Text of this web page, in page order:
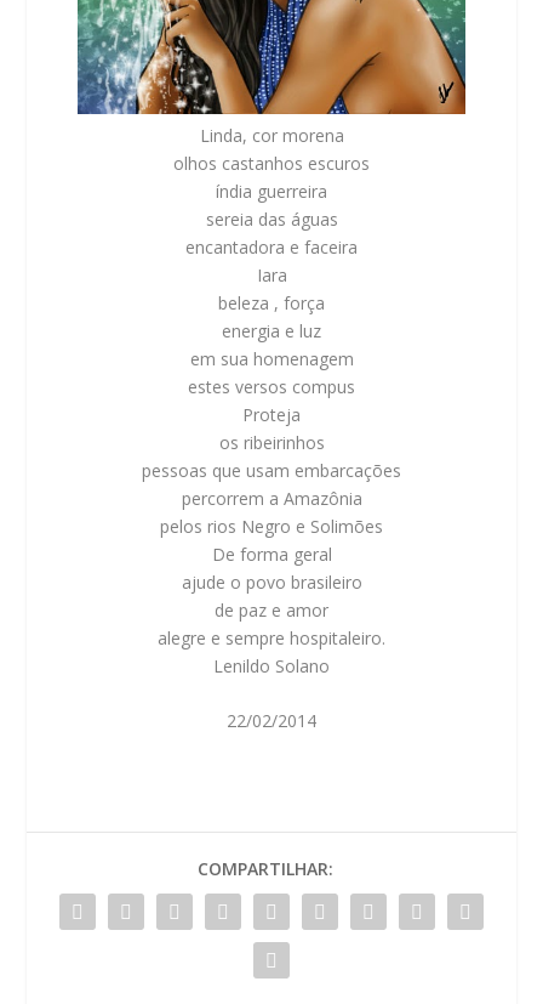
Linda, cor morena
olhos castanhos escuros
índia guerreira
sereia das águas
encantadora e faceira
Iara
beleza , força
energia e luz
em sua homenagem
estes versos compus
Proteja
os ribeirinhos
pessoas que usam embarcações
percorrem a Amazônia
pelos rios Negro e Solimões
De forma geral
ajude o povo brasileiro
de paz e amor
alegre e sempre hospitaleiro.
Lenildo Solano
22/02/2014
COMPARTILHAR: